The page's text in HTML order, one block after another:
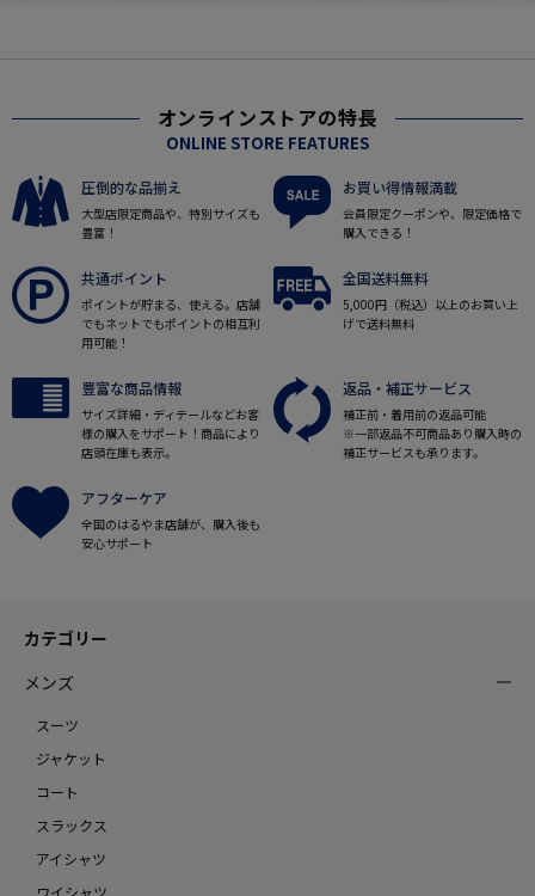
オンラインストアの特長
ONLINE STORE FEATURES
圧倒的な品揃え
大型店限定商品や、特別サイズも
豊富！
お買い得情報満載
会員限定クーポンや、限定価格で
購入できる！
共通ポイント
ポイントが貯まる、使える。店舗
でもネットでもポイントの相互利
用可能！
全国送料無料
5,000円（税込）以上のお買い上
げで送料無料
豊富な商品情報
サイズ詳細・ディテールなどお客
様の購入をサポート！商品により
店頭在庫も表示。
返品・補正サービス
補正前・着用前の返品可能
※一部返品不可商品あり購入時の
補正サービスも承ります。
アフターケア
全国のはるやま店舗が、購入後も
安心サポート
カテゴリー
メンズ
スーツ
ジャケット
コート
スラックス
アイシャツ